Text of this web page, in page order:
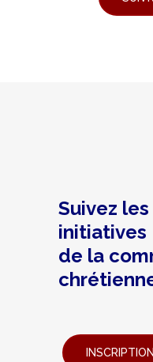
Suivez
initiatives
de la